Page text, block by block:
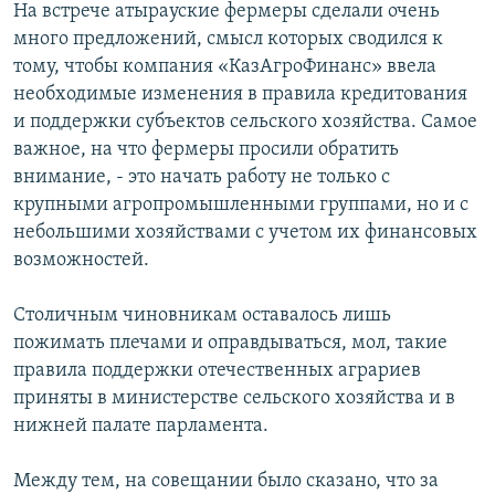
На встрече атырауские фермеры сделали очень
много предложений, смысл которых сводился к
тому, чтобы компания «КазАгроФинанс» ввела
необходимые изменения в правила кредитования
и поддержки субъектов сельского хозяйства. Самое
важное, на что фермеры просили обратить
внимание, - это начать работу не только с
крупными агропромышленными группами, но и с
небольшими хозяйствами с учетом их финансовых
возможностей.
Столичным чиновникам оставалось лишь
пожимать плечами и оправдываться, мол, такие
правила поддержки отечественных аграриев
приняты в министерстве сельского хозяйства и в
нижней палате парламента.
Между тем, на совещании было сказано, что за